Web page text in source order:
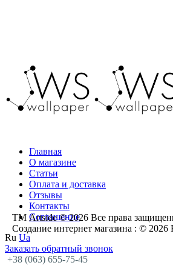
Главная
О магазине
Статьи
Оплата и доставка
Отзывы
Контакты
Соглашение
Ru Ua
Заказать обратный звонок
+38 (063) 655-75-45
ТМ Artside © 2026 Все права
Создание интернет магазина : © 2026